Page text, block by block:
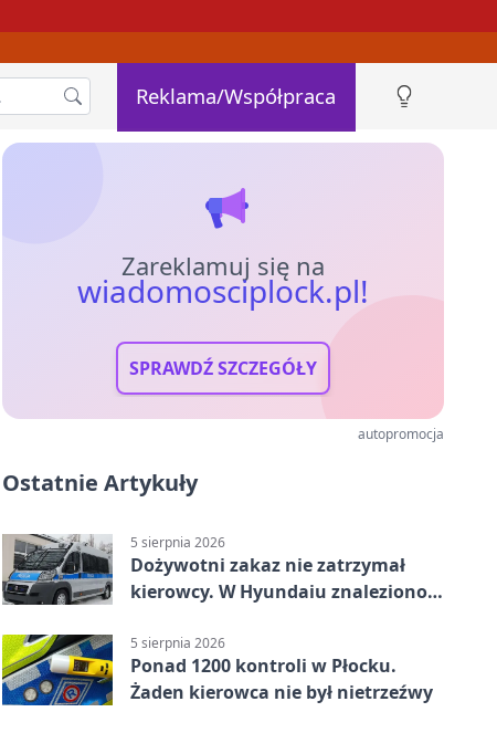
Reklama/Współpraca
Zareklamuj się na
wiadomosciplock.pl!
SPRAWDŹ SZCZEGÓŁY
autopromocja
Ostatnie Artykuły
5 sierpnia 2026
Dożywotni zakaz nie zatrzymał
kierowcy. W Hyundaiu znaleziono
5 sierpnia 2026
Ponad 1200 kontroli w Płocku.
Żaden kierowca nie był nietrzeźwy